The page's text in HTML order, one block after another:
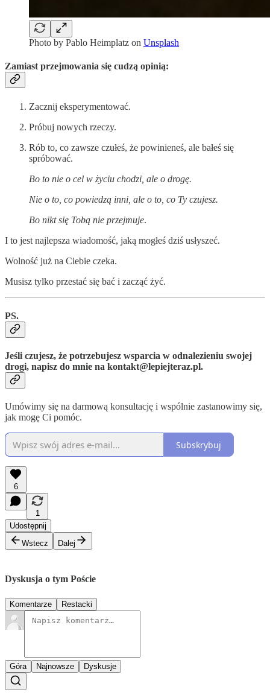
Photo by Pablo Heimplatz on Unsplash
Zamiast przejmowania się cudzą opinią:
Zacznij eksperymentować.
Próbuj nowych rzeczy.
Rób to, co zawsze czułeś, że powinieneś, ale bałeś się
spróbować.
Bo to nie o cel w życiu chodzi, ale o drogę.
Nie o to, co powiedzą inni, ale o to, co Ty czujesz.
Bo nikt się Tobą nie przejmuje.
I to jest najlepsza wiadomość, jaką mogłeś dziś usłyszeć.
Wolność już na Ciebie czeka.
Musisz tylko przestać się bać i zacząć żyć.
PS.
Jeśli czujesz, że potrzebujesz wsparcia w odnalezieniu swojej
drogi, napisz do mnie na kontakt@lepiejteraz.pl.
Umówimy się na darmową konsultację i wspólnie zastanowimy się,
jak mogę Ci pomóc.
Subskrybuj
6
1
Udostępnij
Wstecz
Dalej
Dyskusja o tym Poście
Komentarze Restacki
Góra Najnowsze Dyskusje